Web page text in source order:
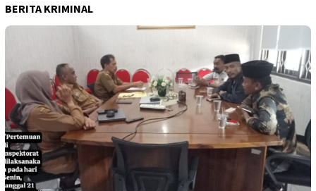
BERITA KRIMINAL